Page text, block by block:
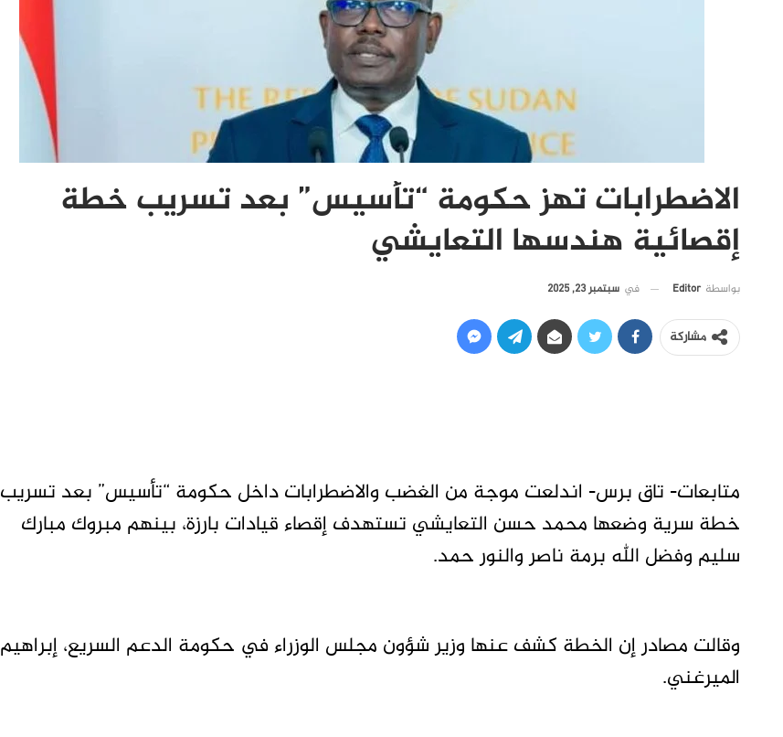
الاضطرابات تهز حكومة “تأسيس” بعد تسريب خطة
إقصائية هندسها التعايشي
بواسطة Editor في سبتمبر 23, 2025
مشاركة
متابعات- تاق برس- اندلعت موجة من الغضب والاضطرابات داخل حكومة “تأسيس” بعد تسريب
خطة سرية وضعها محمد حسن التعايشي تستهدف إقصاء قيادات بارزة، بينهم مبروك مبارك
سليم وفضل الله برمة ناصر والنور حمد.
وقالت مصادر إن الخطة كشف عنها وزير شؤون مجلس الوزراء في حكومة الدعم السريع، إبراهيم
الميرغني.